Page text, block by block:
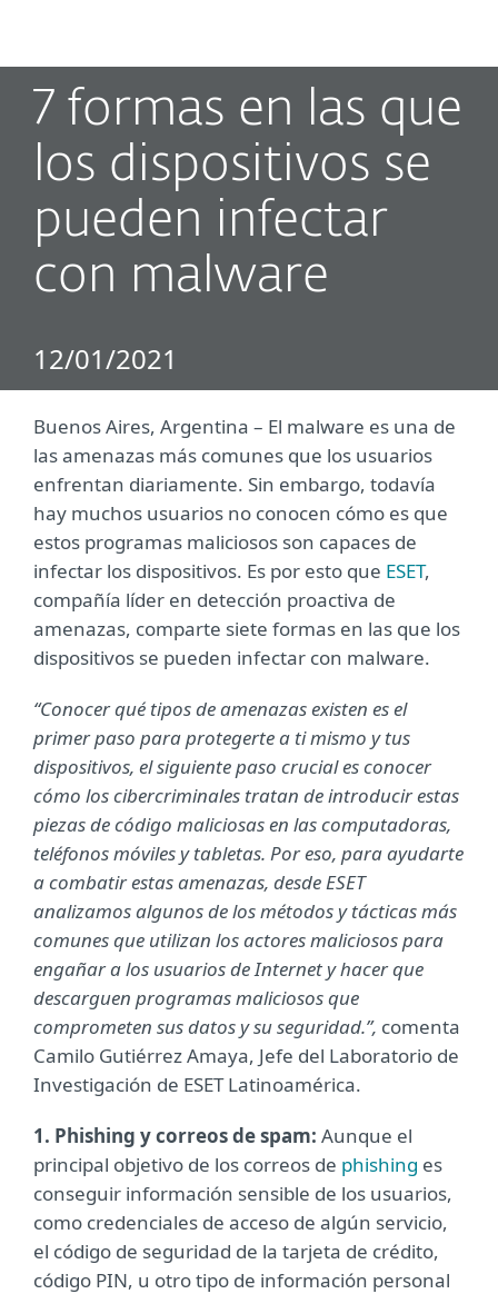
7 formas en las que
los dispositivos se
pueden infectar
con malware
12/01/2021
Buenos Aires, Argentina – El malware es una de
las amenazas más comunes que los usuarios
enfrentan diariamente. Sin embargo, todavía
hay muchos usuarios no conocen cómo es que
estos programas maliciosos son capaces de
infectar los dispositivos. Es por esto que ESET,
compañía líder en detección proactiva de
amenazas, comparte siete formas en las que los
dispositivos se pueden infectar con malware.
“Conocer qué tipos de amenazas existen es el
primer paso para protegerte a ti mismo y tus
dispositivos, el siguiente paso crucial es conocer
cómo los cibercriminales tratan de introducir estas
piezas de código maliciosas en las computadoras,
teléfonos móviles y tabletas. Por eso, para ayudarte
a combatir estas amenazas, desde ESET
analizamos algunos de los métodos y tácticas más
comunes que utilizan los actores maliciosos para
engañar a los usuarios de Internet y hacer que
descarguen programas maliciosos que
comprometen sus datos y su seguridad.”, comenta
Camilo Gutiérrez Amaya, Jefe del Laboratorio de
Investigación de ESET Latinoamérica.
1. Phishing y correos de spam: Aunque el
principal objetivo de los correos de phishing es
conseguir información sensible de los usuarios,
como credenciales de acceso de algún servicio,
el código de seguridad de la tarjeta de crédito,
código PIN, u otro tipo de información personal